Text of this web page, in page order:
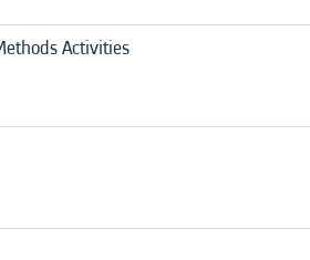
Activities